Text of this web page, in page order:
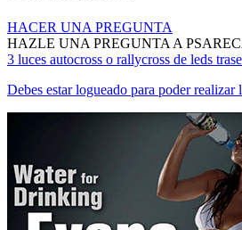
HACER UNA PREGUNTA
HAZLE UNA PREGUNTA A
3 luces autocross o rallycross de leds
Debes estar logueado para poder realizar